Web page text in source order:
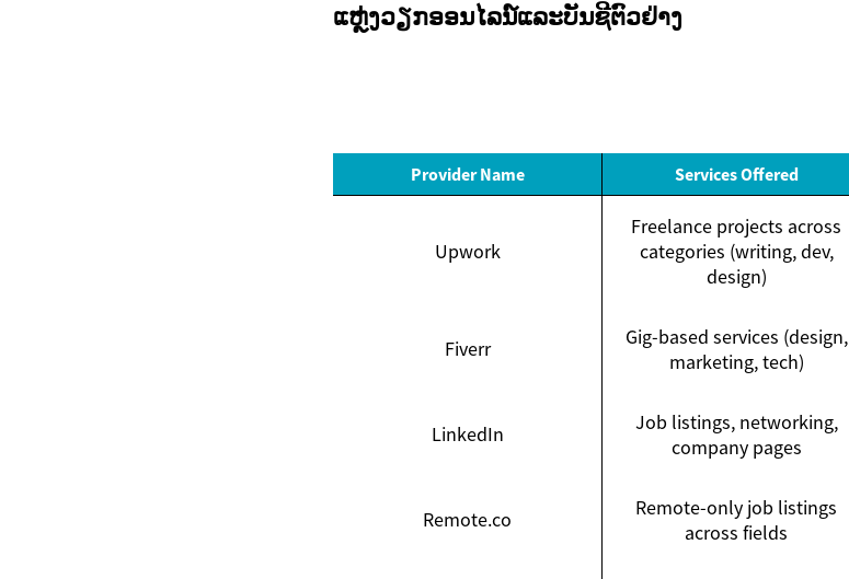
ແຫຼ່ງວຽກອອນໄລນ໌ແລະບັນຊີຕົວຢ່າງ
Provider Name Services Offered
Upwork
Freelance projects across
categories (writing, dev,
design)
Fiverr
Gig-based services (design,
marketing, tech)
LinkedIn
Job listings, networking,
company pages
Remote.co
Remote-only job listings
across fields